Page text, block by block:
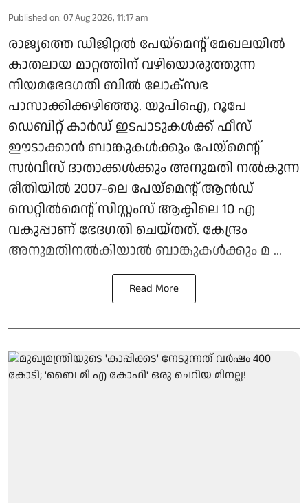
Published on: 07 Aug 2026, 11:17 am
രാജ്യത്തെ ഡിജിറ്റല്‍ പേയ്‌മെന്റ് മേഖലയില്‍
കാതലായ മാറ്റത്തിന് വഴിയൊരുത്തുന്ന
നിയമഭേദഗതി ബില്‍ ലോക്‌സഭ
പാസാക്കിക്കഴിഞ്ഞു. യുപിഐ, റൂപേ
ഡെബിറ്റ് കാര്‍ഡ് ഇടപാടുകള്‍ക്ക് ഫീസ്
ഈടാക്കാന്‍ ബാങ്കുകള്‍ക്കും പേയ്മെന്റ്
സര്‍വീസ് ദാതാക്കള്‍ക്കും അനുമതി നല്‍കുന്ന
രീതിയില്‍ 2007-ലെ പേയ്മെന്റ് ആന്‍ഡ്
സെറ്റില്‍മെന്റ് സിസ്റ്റംസ് ആക്ടിലെ 10 എ
വകുപ്പാണ് ഭേദഗതി ചെയ്തത്. കേന്ദ്രം
അനുമതിനല്‍കിയാല്‍ ബാങ്കുകള്‍ക്കും മ ...
Read More